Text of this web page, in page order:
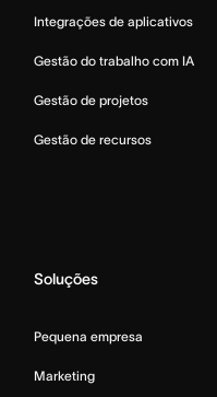
Integrações de aplicativos
Gestão do trabalho com IA
Gestão de projetos
Gestão de recursos
Soluções
Pequena empresa
Marketing